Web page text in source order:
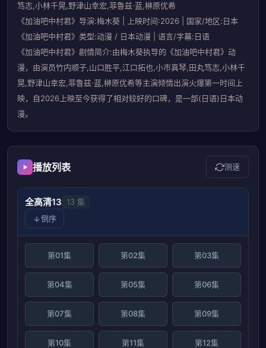
笃志,小林千晃,野津山幸宏,菲鲁兹·蓝,榊原优希
《加油吧中村君》导演:梅木葵 | 上映时间:2026 | 国家/地区:日本
《加油吧中村君》类型:动漫 / 日本动漫 | 语言/字幕:日语
《加油吧中村君》剧情简介:由梅木葵执导的《加油吧中村君》动
漫，由演员竹内顺子,山口胜平,江口拓也,小市真琴,田丸笃志,小林千
晃,野津山幸宏,菲鲁兹·蓝,榊原优希等主演倾情出演火爆第一时间上
映，自2026上映至今获得了相对较好的口碑，是一部(日语)日本动
漫。
播放列表 测速
全高清13
13 集
倒序
第01集 第02集 第03集
第04集 第05集 第06集
第07集 第08集 第09集
第10集 第11集 第12集